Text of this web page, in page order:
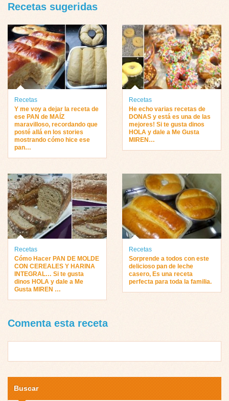
Recetas sugeridas
Recetas
Y me voy a dejar la receta de
ese PAN de MAÍZ
maravilloso, recordando que
posté allá en los stories
mostrando cómo hice ese
pan…
Recetas
He echo varias recetas de
DONAS y está es una de las
mejores! Si te gusta dinos
HOLA y dale a Me Gusta
MIREN…
Recetas
Cómo Hacer PAN DE MOLDE
CON CEREALES Y HARINA
INTEGRAL… Si te gusta
dinos HOLA y dale a Me
Gusta MIREN …
Recetas
Sorprende a todos con este
delicioso pan de leche
casero, Es una receta
perfecta para toda la familia.
Comenta esta receta
Buscar